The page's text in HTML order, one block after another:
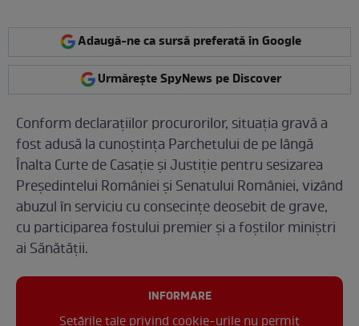
Adaugă-ne ca sursă preferată în Google
Urmărește SpyNews pe Discover
Conform declarațiilor procurorilor, situația gravă a
fost adusă la cunoștința Parchetului de pe lângă
Înalta Curte de Casație și Justiție pentru sesizarea
Președintelui României și Senatului României, vizând
abuzul în serviciu cu consecințe deosebit de grave,
cu participarea fostului premier și a foștilor miniștri
ai Sănătății.
INFORMARE